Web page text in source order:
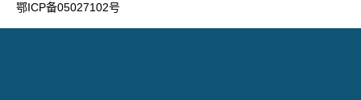
鄂ICP备05027102号